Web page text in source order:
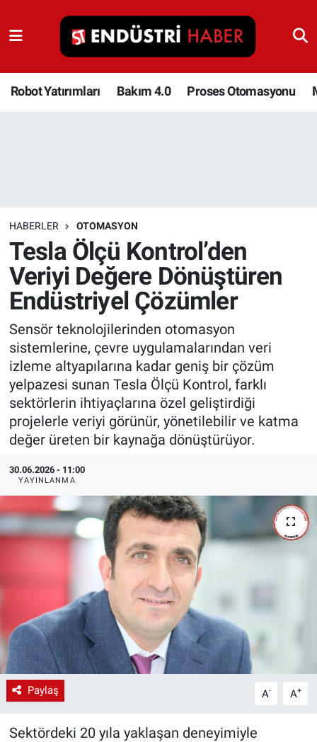
Robot Yatırımları Bakım 4.0 Proses Otomasyonu
HABERLER OTOMASYON
Tesla Ölçü Kontrol’den
Veriyi Değere Dönüştüren
Endüstriyel Çözümler
Sensör teknolojilerinden otomasyon
sistemlerine, çevre uygulamalarından veri
izleme altyapılarına kadar geniş bir çözüm
yelpazesi sunan Tesla Ölçü Kontrol, farklı
sektörlerin ihtiyaçlarına özel geliştirdiği
projelerle veriyi görünür, yönetilebilir ve katma
değer üreten bir kaynağa dönüştürüyor.
30.06.2026 - 11:00
YAYINLANMA
Paylaş A- A+
Sektördeki 20 yıla yaklaşan deneyimiyle
Robot Yatırımları
Bakım 4.0
Depolama Çözümleri
İnşaat ve Malzeme
HaberOrtak
EndüstriST
Enerjisini Üreten Fabrikalar
Endüstri 4.0 Uygulamaları
Ağır Sanayi Çözümleri